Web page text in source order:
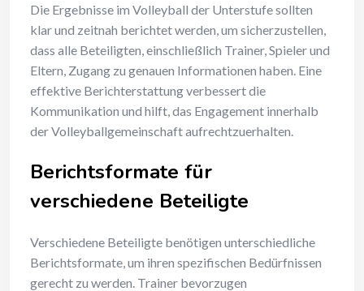
Die Ergebnisse im Volleyball der Unterstufe sollten
klar und zeitnah berichtet werden, um sicherzustellen,
dass alle Beteiligten, einschließlich Trainer, Spieler und
Eltern, Zugang zu genauen Informationen haben. Eine
effektive Berichterstattung verbessert die
Kommunikation und hilft, das Engagement innerhalb
der Volleyballgemeinschaft aufrechtzuerhalten.
Berichtsformate für
verschiedene Beteiligte
Verschiedene Beteiligte benötigen unterschiedliche
Berichtsformate, um ihren spezifischen Bedürfnissen
gerecht zu werden. Trainer bevorzugen